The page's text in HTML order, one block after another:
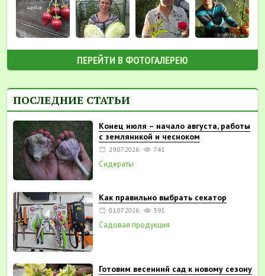
ПЕРЕЙТИ В ФОТОГАЛЕРЕЮ
ПОСЛЕДНИЕ СТАТЬИ
Конец июля – начало августа, работы
с земляникой и чесноком
29.07.2026 741
Сидераты
Как правильно выбрать секатор
01.07.2026 591
Садовая продукция
Готовим весенний сад к новому сезону